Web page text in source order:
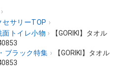
›
セサリーTOP ›
トイレ小物 ›
【GORIKI】タオル
ブラック特集 ›
【GORIKI】タオル